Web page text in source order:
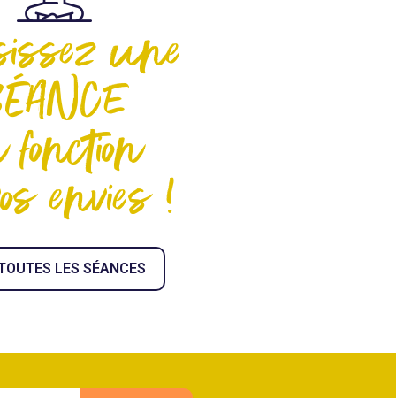
une
fonction
envies !
LES SÉANCES